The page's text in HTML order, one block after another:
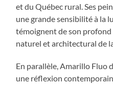
et du Québec rural. Ses
une grande sensibilité à la
témoignent de son
naturel et architectural de
En parallèle, Amarillo Fluo
une réflexion